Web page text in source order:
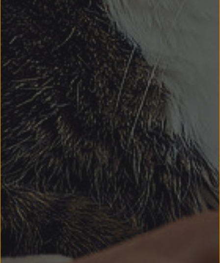
Hinweis zur Datenweitergabe in die USA:
Indem Sie auf "Akzeptieren" klicken, willigen Sie ein, dass Ihre
Daten auch in den USA verarbeitet werden (US-
Softwareunternehmen: Google) - gem. Art. 49 Abs. 1 S. 1 lit. a
DSGVO.